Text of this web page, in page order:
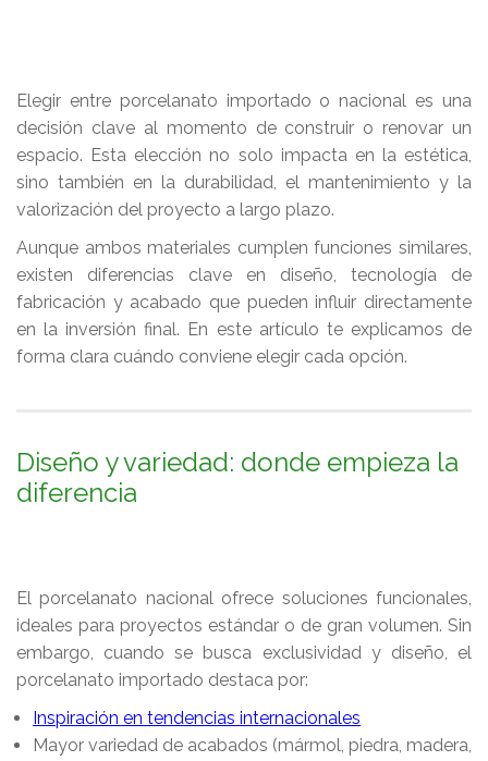
Elegir entre porcelanato importado o nacional es una
decisión clave al momento de construir o renovar un
espacio. Esta elección no solo impacta en la estética,
sino también en la durabilidad, el mantenimiento y la
valorización del proyecto a largo plazo.
Aunque ambos materiales cumplen funciones similares,
existen diferencias clave en diseño, tecnología de
fabricación y acabado que pueden influir directamente
en la inversión final. En este artículo te explicamos de
forma clara cuándo conviene elegir cada opción.
Diseño y variedad: donde empieza la
diferencia
El porcelanato nacional ofrece soluciones funcionales,
ideales para proyectos estándar o de gran volumen. Sin
embargo, cuando se busca exclusividad y diseño, el
porcelanato importado destaca por:
Inspiración en tendencias internacionales
Mayor variedad de acabados (mármol, piedra, madera,